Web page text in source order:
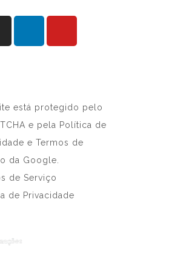
está protegido pelo
e pela Política de
e Termos de
da Google.
de Serviço
de Privacidade